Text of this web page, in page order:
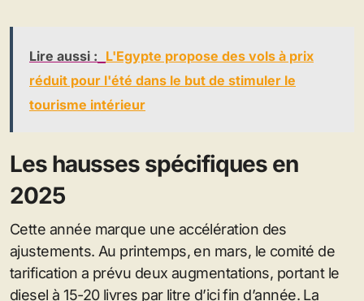
Lire aussi : L'Egypte propose des vols à prix
réduit pour l'été dans le but de stimuler le
tourisme intérieur
Les hausses spécifiques en
2025
Cette année marque une accélération des
ajustements. Au printemps, en mars, le comité de
tarification a prévu deux augmentations, portant le
diesel à 15-20 livres par litre d’ici fin d’année. La